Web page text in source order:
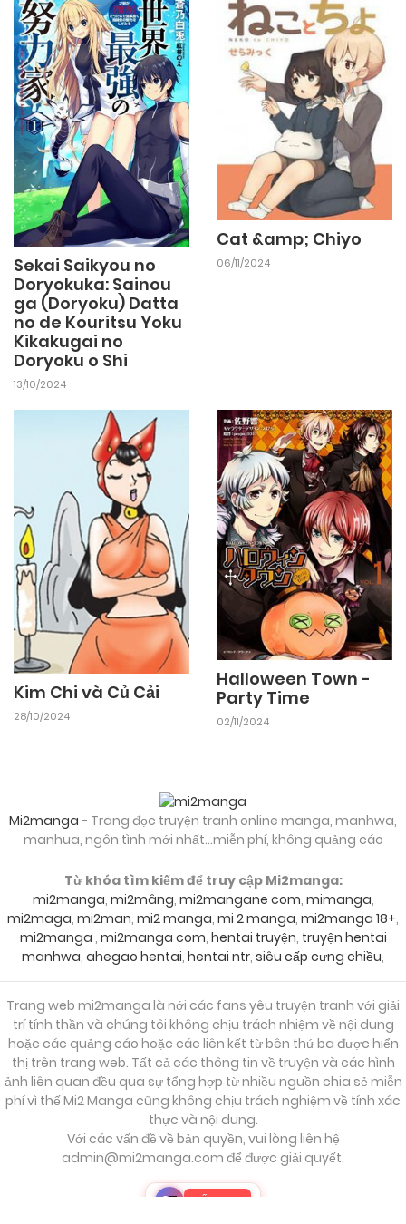
Sekai Saikyou no
Doryokuka: Sainou
ga (Doryoku) Datta
no de Kouritsu Yoku
Kikakugai no
Doryoku o Shi
13/10/2024
Cat &amp; Chiyo
06/11/2024
Kim Chi và Củ Cải
28/10/2024
Halloween Town -
Party Time
02/11/2024
Mi2manga - Trang đọc truyện tranh online manga, manhwa,
manhua, ngôn tình mới nhất...miễn phí, không quảng cáo
Từ khóa tìm kiếm để truy cập Mi2manga:
mi2manga, mi2mâng, mi2mangane com, mimanga,
mi2maga, mi2man, mi2 manga, mi 2 manga, mi2manga 18+,
mi2manga , mi2manga com, hentai truyện, truyện hentai
manhwa, ahegao hentai, hentai ntr, siêu cấp cưng chiều,
Trang web mi2manga là nới các fans yêu truyện tranh với giải
trí tính thần và chúng tôi không chịu trách nhiệm về nội dung
hoặc các quảng cáo hoặc các liên kết từ bên thứ ba được hiển
thị trên trang web. Tất cả các thông tin về truyện và các hình
ảnh liên quan đều qua sự tổng hợp từ nhiều nguồn chia sẻ miễn
phí vì thế Mi2 Manga cũng không chịu trách nghiệm về tính xác
thực và nội dung.
Với các vấn đề về bản quyền, vui lòng liên hệ
admin@mi2manga.com để được giải quyết.
ST LẤY KEY